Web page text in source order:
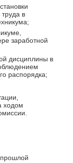
в
заработной
дисциплины в
распорядка;
ходом